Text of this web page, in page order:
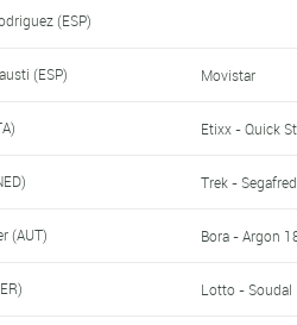
(ESP)
(ESP) Movistar
Etixx - Quick
Trek -
(AUT) Bora - Argon
Lotto - Soudal